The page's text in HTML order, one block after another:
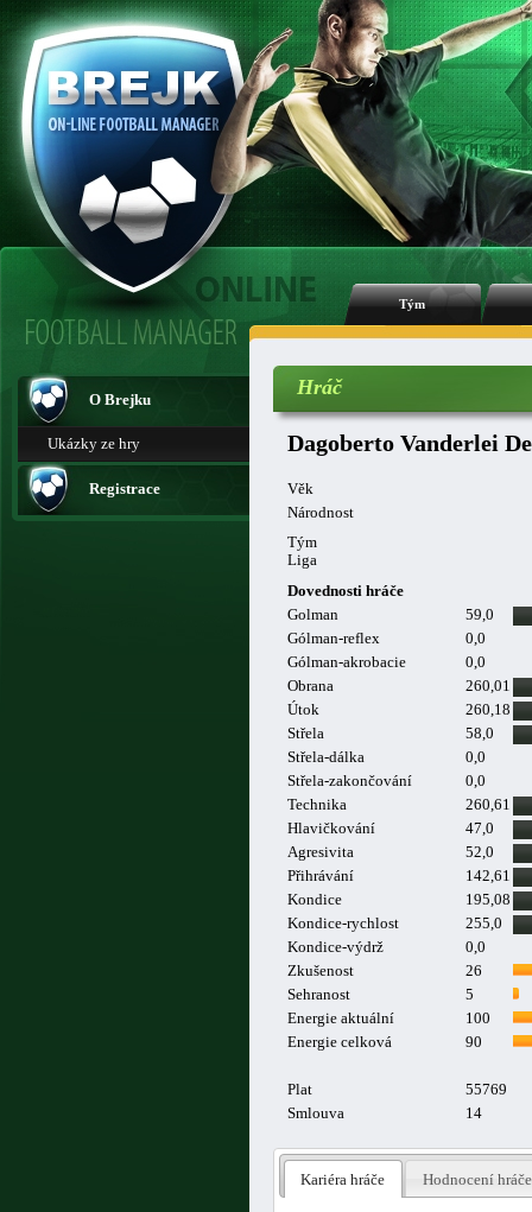
Tým
O Brejku
Ukázky ze hry
Registrace
Hráč
Dagoberto Vanderlei
Věk
Národnost
Tým
Liga
Dovednosti hráče
Golman
59,0
Gólman-reflex
0,0
Gólman-akrobacie
0,0
Obrana
260,01
Útok
260,18
Střela
58,0
Střela-dálka
0,0
Střela-zakončování
0,0
Technika
260,61
Hlavičkování
47,0
Agresivita
52,0
Přihrávání
142,61
Kondice
195,08
Kondice-rychlost
255,0
Kondice-výdrž
0,0
Zkušenost
26
Sehranost
5
Energie aktuální
100
Energie celková
90
Plat
55769
Smlouva
14
Kariéra hráče Hodnocení hráče